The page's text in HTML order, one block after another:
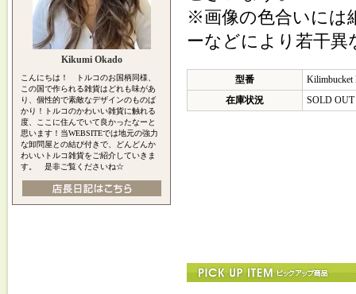
Kikumi Okado
こんにちは！ トルコのお国柄同様、
この国で作られる雑貨はどれも味があ
り、個性的で素敵なデザインのものば
かり！トルコのかわいい雑貨に触れる
度、ここに住んでいて良かったなーと
思います！当WEBSITEでは地元の強力
な卸問屋との結び付きで、どんどんか
わいいトルコ雑貨をご紹介していきま
す。 是非ご覧くださいね☆
※画像の色合いには
ーなどにより若干
型番
Kilimbucket
在庫状況
SOLD OUT